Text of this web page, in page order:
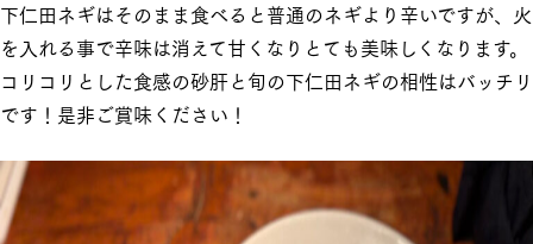
下仁田ネギはそのまま食べると普通のネギより辛いですが、火
を入れる事で辛味は消えて甘くなりとても美味しくなります。
コリコリとした食感の砂肝と旬の下仁田ネギの相性はバッチリ
です！是非ご賞味ください！